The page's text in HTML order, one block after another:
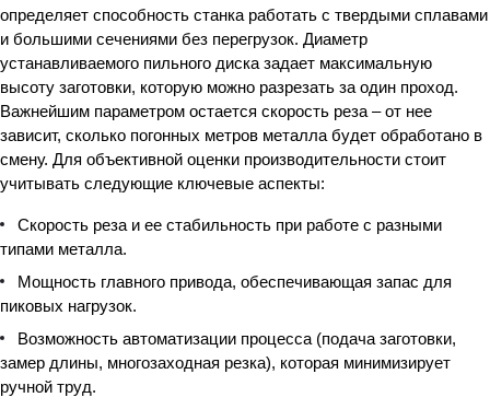
определяет способность станка работать с твердыми сплавами
и большими сечениями без перегрузок. Диаметр
устанавливаемого пильного диска задает максимальную
высоту заготовки, которую можно разрезать за один проход.
Важнейшим параметром остается скорость реза – от нее
зависит, сколько погонных метров металла будет обработано в
смену. Для объективной оценки производительности стоит
учитывать следующие ключевые аспекты:
Скорость реза и ее стабильность при работе с разными
типами металла.
Мощность главного привода, обеспечивающая запас для
пиковых нагрузок.
Возможность автоматизации процесса (подача заготовки,
замер длины, многозаходная резка), которая минимизирует
ручной труд.